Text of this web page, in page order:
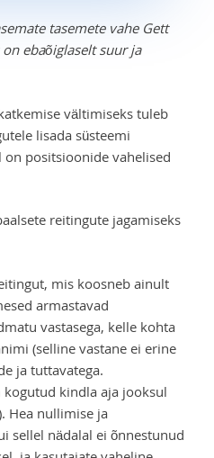
tasemete vahe Gett
ebaõiglaselt suur ja
vältimiseks tuleb
lisada süsteemi
positsioonide vahelised
reitingute jagamiseks
mis koosneb ainult
armastavad
vastasega, kelle kohta
(selline vastane ei erine
ja tuttavatega.
kindla aja jooksul
Hea nullimise ja
sellel nädalal ei õnnestunud